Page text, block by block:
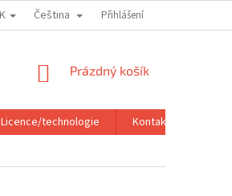
ÚDAJŮ
Čeština Přihlášení
NÁKUPNÍ
Prázdný košík
Licence/technologie Kontakt